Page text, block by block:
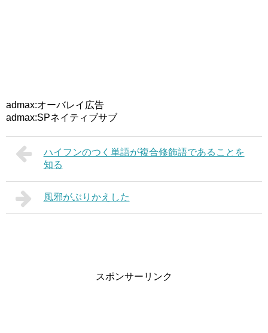
admax:オーバレイ広告
admax:SPネイティブサブ
ハイフンのつく単語が複合修飾語であることを
知る
風邪がぶりかえした
スポンサーリンク